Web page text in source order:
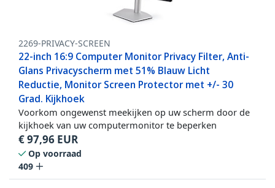
2269-PRIVACY-SCREEN
22-inch 16:9 Computer Monitor Privacy Filter, Anti-
Glans Privacyscherm met 51% Blauw Licht
Reductie, Monitor Screen Protector met +/- 30
Grad. Kijkhoek
Voorkom ongewenst meekijken op uw scherm door de
kijkhoek van uw computermonitor te beperken
€97,96 EUR
Op voorraad
409